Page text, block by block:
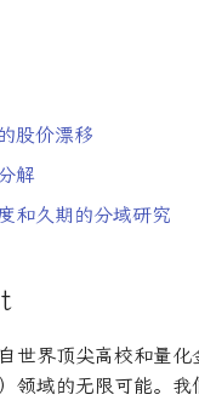
股价漂移
解
和久期的分域研究
世界顶尖高校和量
领域的无限可能。